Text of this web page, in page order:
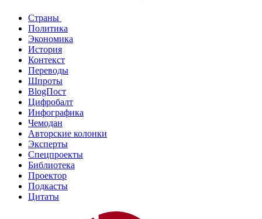
Страны
Политика
Экономика
История
Контекст
Переводы
Шпроты
BlogПост
Цифробалт
Инфографика
Чемодан
Авторские колонки
Эксперты
Спецпроекты
Библиотека
Проектор
Подкасты
Цитаты